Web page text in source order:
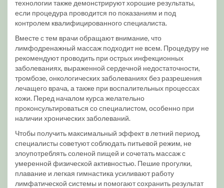
технологии также демонстрируют хорошие результаты,
если процедура проводится по показаниям и под
контролем квалифицированного специалиста.
Вместе с тем врачи обращают внимание, что
лимфодренажный массаж подходит не всем. Процедуру не
рекомендуют проводить при острых инфекционных
заболеваниях, выраженной сердечной недостаточности,
тромбозе, онкологических заболеваниях без разрешения
лечащего врача, а также при воспалительных процессах
кожи. Перед началом курса желательно
проконсультироваться со специалистом, особенно при
наличии хронических заболеваний.
Чтобы получить максимальный эффект в летний период,
специалисты советуют соблюдать питьевой режим, не
злоупотреблять соленой пищей и сочетать массаж с
умеренной физической активностью. Пешие прогулки,
плавание и легкая гимнастика усиливают работу
лимфатической системы и помогают сохранить результат